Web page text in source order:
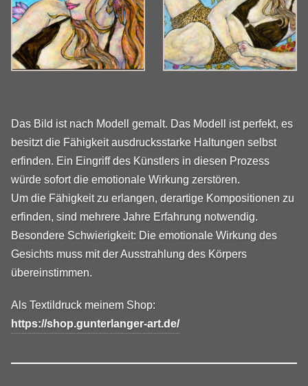
Das Bild ist nach Modell gemalt. Das Modell ist perfekt, es
besitzt die Fähigkeit ausdrucksstarke Haltungen selbst
erfinden. Ein Eingriff des Künstlers in diesen Prozess
würde sofort die emotionale Wirkung zerstören.
Um die Fähigkeit zu erlangen, derartige Kompositionen zu
erfinden, sind mehrere Jahre Erfahrung notwendig.
Besondere Schwierigkeit: Die emotionale Wirkung des
Gesichts muss mit der Ausstrahlung des Körpers
übereinstimmen.
Als Textildruck meinem Shop:
https://shop.gunterlanger-art.de/